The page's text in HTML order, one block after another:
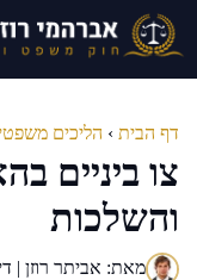
לדלג
לתוכן
דף הבית › הליכים
צו ביניים
והשלכות
מאת: אביתר רוזן |